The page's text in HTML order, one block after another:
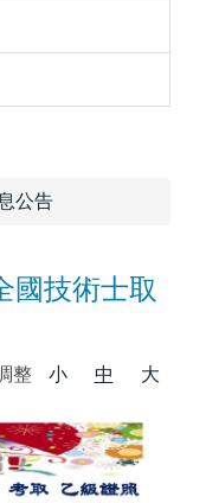
公告
國技術士取
整 小 中 大